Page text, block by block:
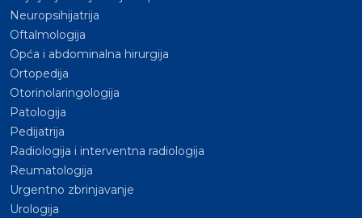
Neuropsihijatrija
Oftalmologija
Opća i abdominalna hirurgija
Ortopedija
Otorinolaringologija
Patologija
Pedijatrija
Radiologija i interventna radiologija
Reumatologija
Urgentno zbrinjavanje
Urologija